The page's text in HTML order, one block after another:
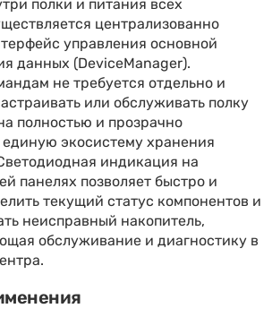
полки и питания всех
централизованно
управления основной
данных (DeviceManager).
не требуется отдельно и
или обслуживать полку
полностью и прозрачно
единую экосистему хранения
индикация на
панелях позволяет быстро и
текущий статус компонентов и
неисправный накопитель,
обслуживание и диагностику в